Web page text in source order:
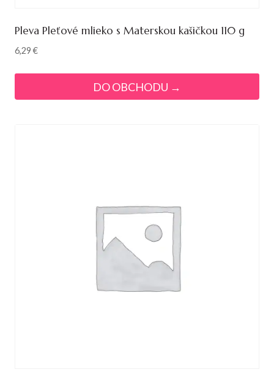
Pleva Pleťové mlieko s Materskou kašičkou 110 g
6,29€
DO OBCHODU →